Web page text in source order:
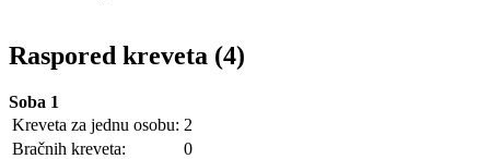
Raspored kreveta (4)
Soba 1
Kreveta za jednu osobu: 2
Bračnih kreveta:
0